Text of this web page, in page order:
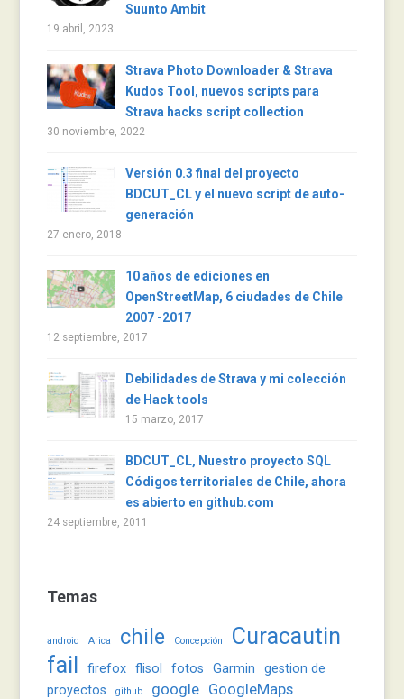
Suunto Ambit
19 abril, 2023
Strava Photo Downloader & Strava
Kudos Tool, nuevos scripts para
Strava hacks script collection
30 noviembre, 2022
Versión 0.3 final del proyecto
BDCUT_CL y el nuevo script de auto-
generación
27 enero, 2018
10 años de ediciones en
OpenStreetMap, 6 ciudades de Chile
2007 -2017
12 septiembre, 2017
Debilidades de Strava y mi colección
de Hack tools
15 marzo, 2017
BDCUT_CL, Nuestro proyecto SQL
Códigos territoriales de Chile, ahora
es abierto en github.com
24 septiembre, 2011
Temas
android Arica chile Concepción
Curacautin
fail
firefox flisol fotos Garmin
gestion de
proyectos
github google GoogleMaps